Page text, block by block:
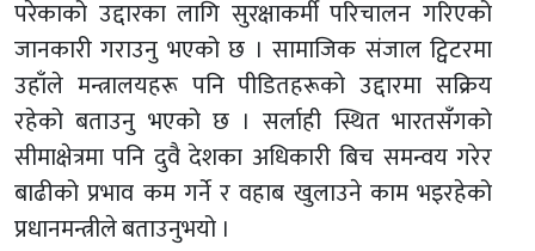
परेकाको उद्दारका लागि सुरक्षाकर्मी परिचालन गरिएको
जानकारी गराउनु भएको छ । सामाजिक संजाल ट्विटरमा
उहाँले मन्त्रालयहरू पनि पीडितहरूको उद्दारमा सक्रिय
रहेको बताउनु भएको छ । सर्लाही स्थित भारतसँगको
सीमाक्षेत्रमा पनि दुवै देशका अधिकारी बिच समन्वय गरेर
बाढीको प्रभाव कम गर्ने र वहाब खुलाउने काम भइरहेको
प्रधानमन्त्रीले बताउनुभयो ।